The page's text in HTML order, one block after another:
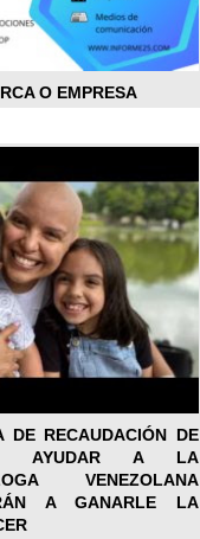
O EMPRESA
DE RECAUDACIÓN DE
AYUDAR A LA
VENEZOLANA
A GANARLE LA